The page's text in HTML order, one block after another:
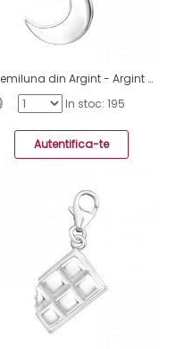
Semiluna din Argint - Argint 925 Amulete cu sistem de închidere A4S11694
In stoc: 195
Autentifica-te